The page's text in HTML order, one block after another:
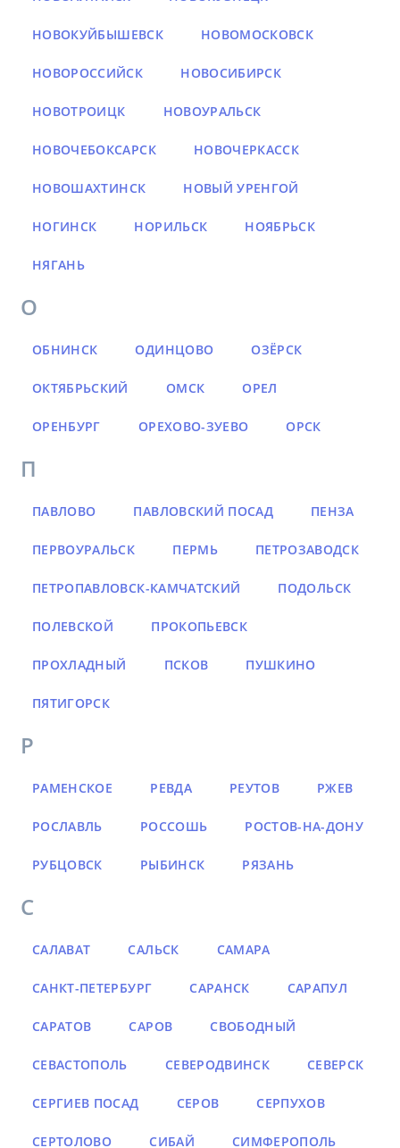
НОВОКУЙБЫШЕВСК НОВОМОСКОВСК
НОВОРОССИЙСК НОВОСИБИРСК
НОВОТРОИЦК НОВОУРАЛЬСК
НОВОЧЕБОКСАРСК НОВОЧЕРКАССК
НОВОШАХТИНСК НОВЫЙ УРЕНГОЙ
НОГИНСК НОРИЛЬСК НОЯБРЬСК
НЯГАНЬ
О
ОБНИНСК ОДИНЦОВО ОЗЁРСК
ОКТЯБРЬСКИЙ ОМСК ОРЕЛ
ОРЕНБУРГ ОРЕХОВО-ЗУЕВО ОРСК
П
ПАВЛОВО ПАВЛОВСКИЙ ПОСАД ПЕНЗА
ПЕРВОУРАЛЬСК ПЕРМЬ ПЕТРОЗАВОДСК
ПЕТРОПАВЛОВСК-КАМЧАТСКИЙ ПОДОЛЬСК
ПОЛЕВСКОЙ ПРОКОПЬЕВСК
ПРОХЛАДНЫЙ ПСКОВ ПУШКИНО
ПЯТИГОРСК
Р
РАМЕНСКОЕ РЕВДА РЕУТОВ РЖЕВ
РОСЛАВЛЬ РОССОШЬ РОСТОВ-НА-ДОНУ
РУБЦОВСК РЫБИНСК РЯЗАНЬ
С
САЛАВАТ САЛЬСК САМАРА
САНКТ-ПЕТЕРБУРГ САРАНСК САРАПУЛ
САРАТОВ САРОВ СВОБОДНЫЙ
СЕВАСТОПОЛЬ СЕВЕРОДВИНСК СЕВЕРСК
СЕРГИЕВ ПОСАД СЕРОВ СЕРПУХОВ
СЕРТОЛОВО СИБАЙ СИМФЕРОПОЛЬ